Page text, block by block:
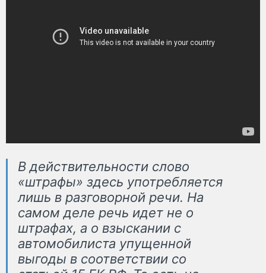
В действительности слово
«штрафы» здесь употребляется
лишь в разговорной речи. На
самом деле речь идет не о
штрафах, а о взыскании с
автомобилиста упущенной
выгоды в соответствии со